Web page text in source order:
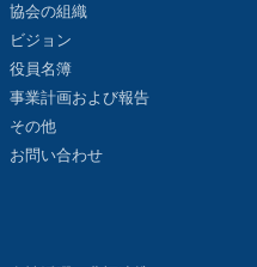
協会の組織
ビジョン
役員名簿
事業計画および報告
その他
お問い合わせ